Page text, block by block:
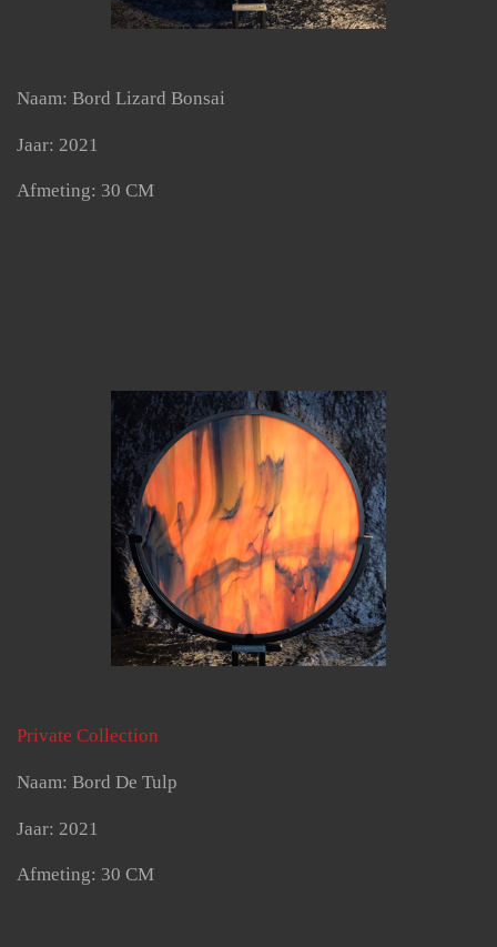
Naam: Bord Lizard Bonsai
Jaar: 2021
Afmeting: 30 CM
Private Collection
Naam: Bord De Tulp
Jaar: 2021
Afmeting: 30 CM